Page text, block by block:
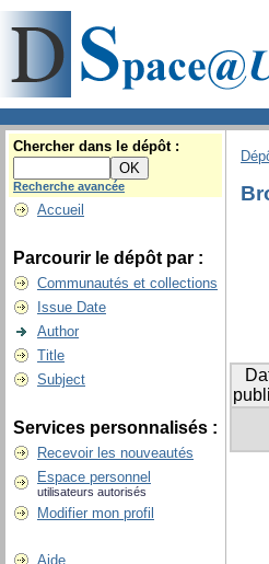
Chercher dans le dépôt :
Recherche avancée
Accueil
Parcourir le dépôt par :
Communautés et collections
Issue Date
Author
Title
Subject
Services personnalisés :
Recevoir les nouveautés
Espace personnel
utilisateurs autorisés
Modifier mon profil
Aide